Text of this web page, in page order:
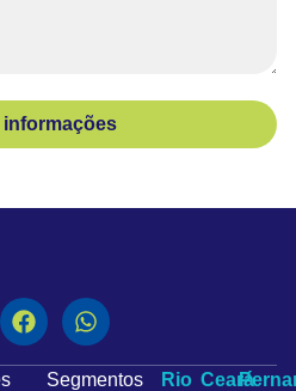
informações
Segmentos
Rio Ceará